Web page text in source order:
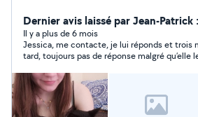
audiovisuel : montages videos,
Bande son instrumental ou chant +
Aide maison : Repassage à mon
Dernier avis laissé par Jean-Patrick
Il y a plus de 6 mois
Jessica, me contacte, je lui réponds et trois
tard, toujours pas de réponse malgré qu’elle